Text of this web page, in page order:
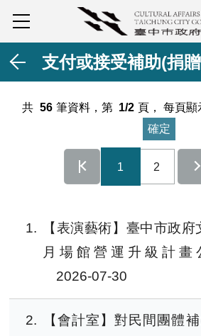
支付或接受補助(捐
共 56 筆資料，第 1/2 頁，每頁顯
1 2
1
【表演藝術】臺中市政
月場館營運升級計畫
2026-07-30
2
【會計室】對民間團體